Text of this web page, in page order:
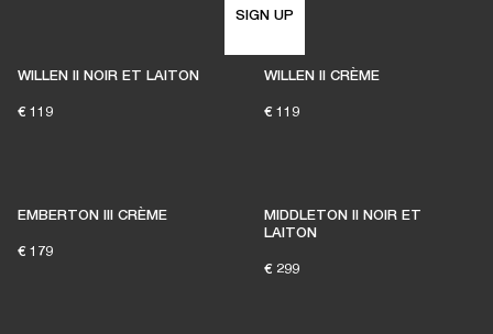
SIGN UP
WILLEN II NOIR ET LAITON
€ 119
WILLEN II CRÈME
€ 119
EMBERTON III CRÈME
€ 179
MIDDLETON II NOIR ET
LAITON
€ 299